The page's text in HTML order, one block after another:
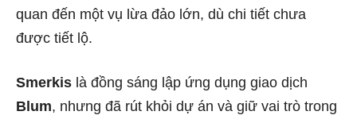
quan đến một vụ lừa đảo lớn, dù chi tiết chưa
được tiết lộ.
Smerkis là đồng sáng lập ứng dụng giao dịch
Blum, nhưng đã rút khỏi dự án và giữ vai trò trong